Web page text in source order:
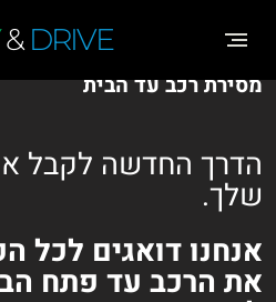
בְּאֲתָר
מֻפְעֶלֶת
מַעֲרֶכֶת
בִּקְלִיק"
&DRIVE
מסירת רכב עד הבית
הדרך החדשה לקבל
שלך.
אנחנו דואגים לכל
את הרכב עד פתח